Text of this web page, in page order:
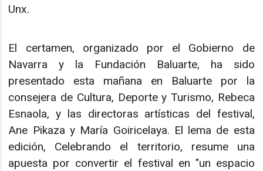
Unx.
El certamen, organizado por el Gobierno de
Navarra y la Fundación Baluarte, ha sido
presentado esta mañana en Baluarte por la
consejera de Cultura, Deporte y Turismo, Rebeca
Esnaola, y las directoras artísticas del festival,
Ane Pikaza y María Goiricelaya. El lema de esta
edición, Celebrando el territorio, resume una
apuesta por convertir el festival en "un espacio